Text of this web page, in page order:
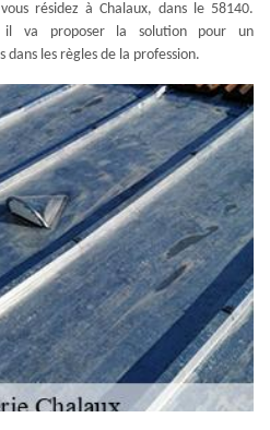
résidez à Chalaux, dans le 58140.
il va proposer la solution pour un
les règles de la profession.